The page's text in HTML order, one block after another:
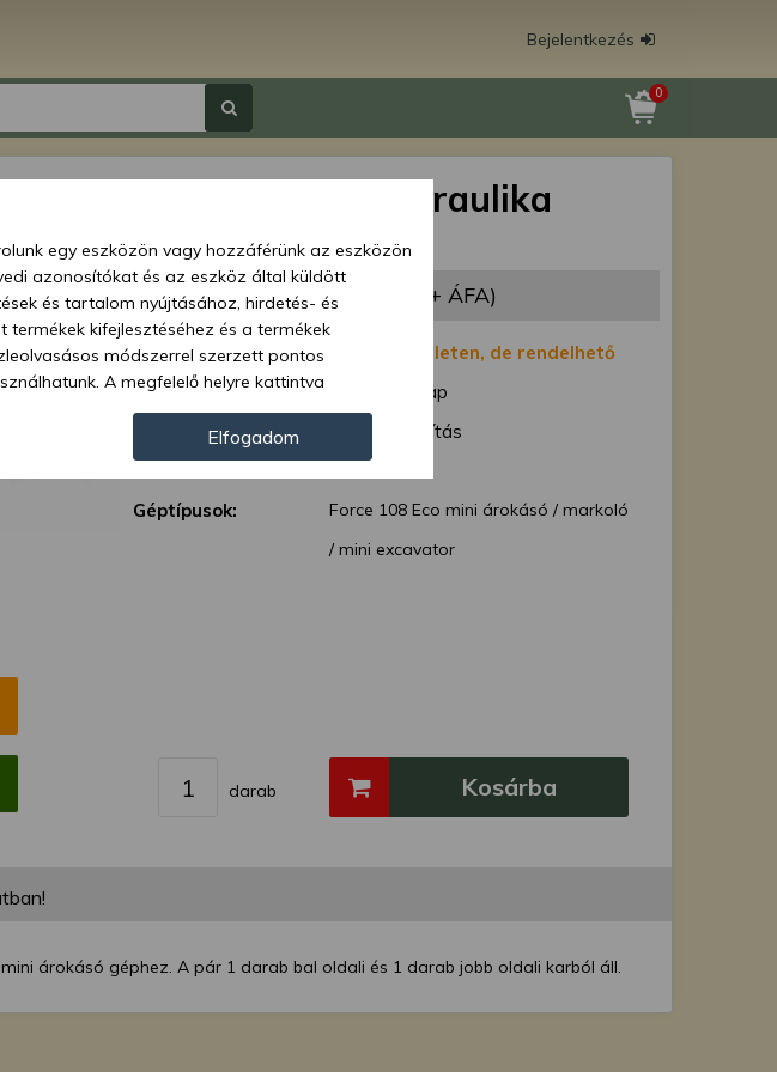
Bejelentkezés
0
Force 108 Eco hidraulika
vezérlőkar pár
Ár: 47 437 Ft (37 352 Ft + ÁFA)
Elérhetőség:
Nincs készleten, de rendelhető
Szállítás:
1-7 munkanap
Szállítási mód:
Normál szállítás
Géptípusok:
Force 108 Eco mini árokásó / markoló
/ mini excavator
darab Kosárba
árokásó géphez. A pár 1 darab bal oldali és 1 darab jobb oldali karból áll.
egy eszközön vagy hozzáférünk az eszközön
azonosítókat és az eszköz által küldött
és tartalom nyújtásához, hirdetés- és
kifejlesztéséhez és a termékek
módszerrel szerzett pontos
A megfelelő helyre kattintva
adatkezelést végezzünk. Másik
részletesebb információkhoz juthat, és
adatainak bizonyos kezeléséhez nem
az ilyen jellegű adatkezelés ellen. A
visszatérve vagy az adatvédelmi szabályzatunk
Elfogadom